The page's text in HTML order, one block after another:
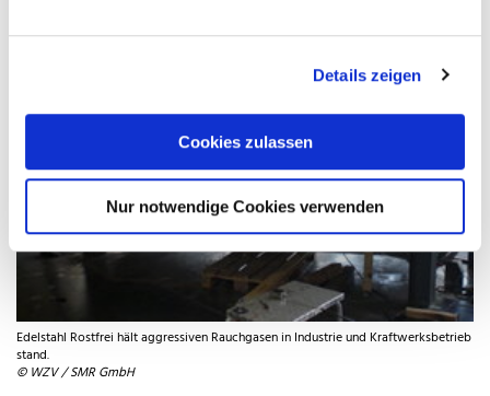
Details zeigen
Cookies zulassen
Nur notwendige Cookies verwenden
Edelstahl Rostfrei hält aggressiven Rauchgasen in Industrie und Kraftwerksbetrieb
stand.
© WZV / SMR GmbH